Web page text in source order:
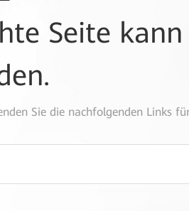
Seite
Sie die nachfolgenden Links